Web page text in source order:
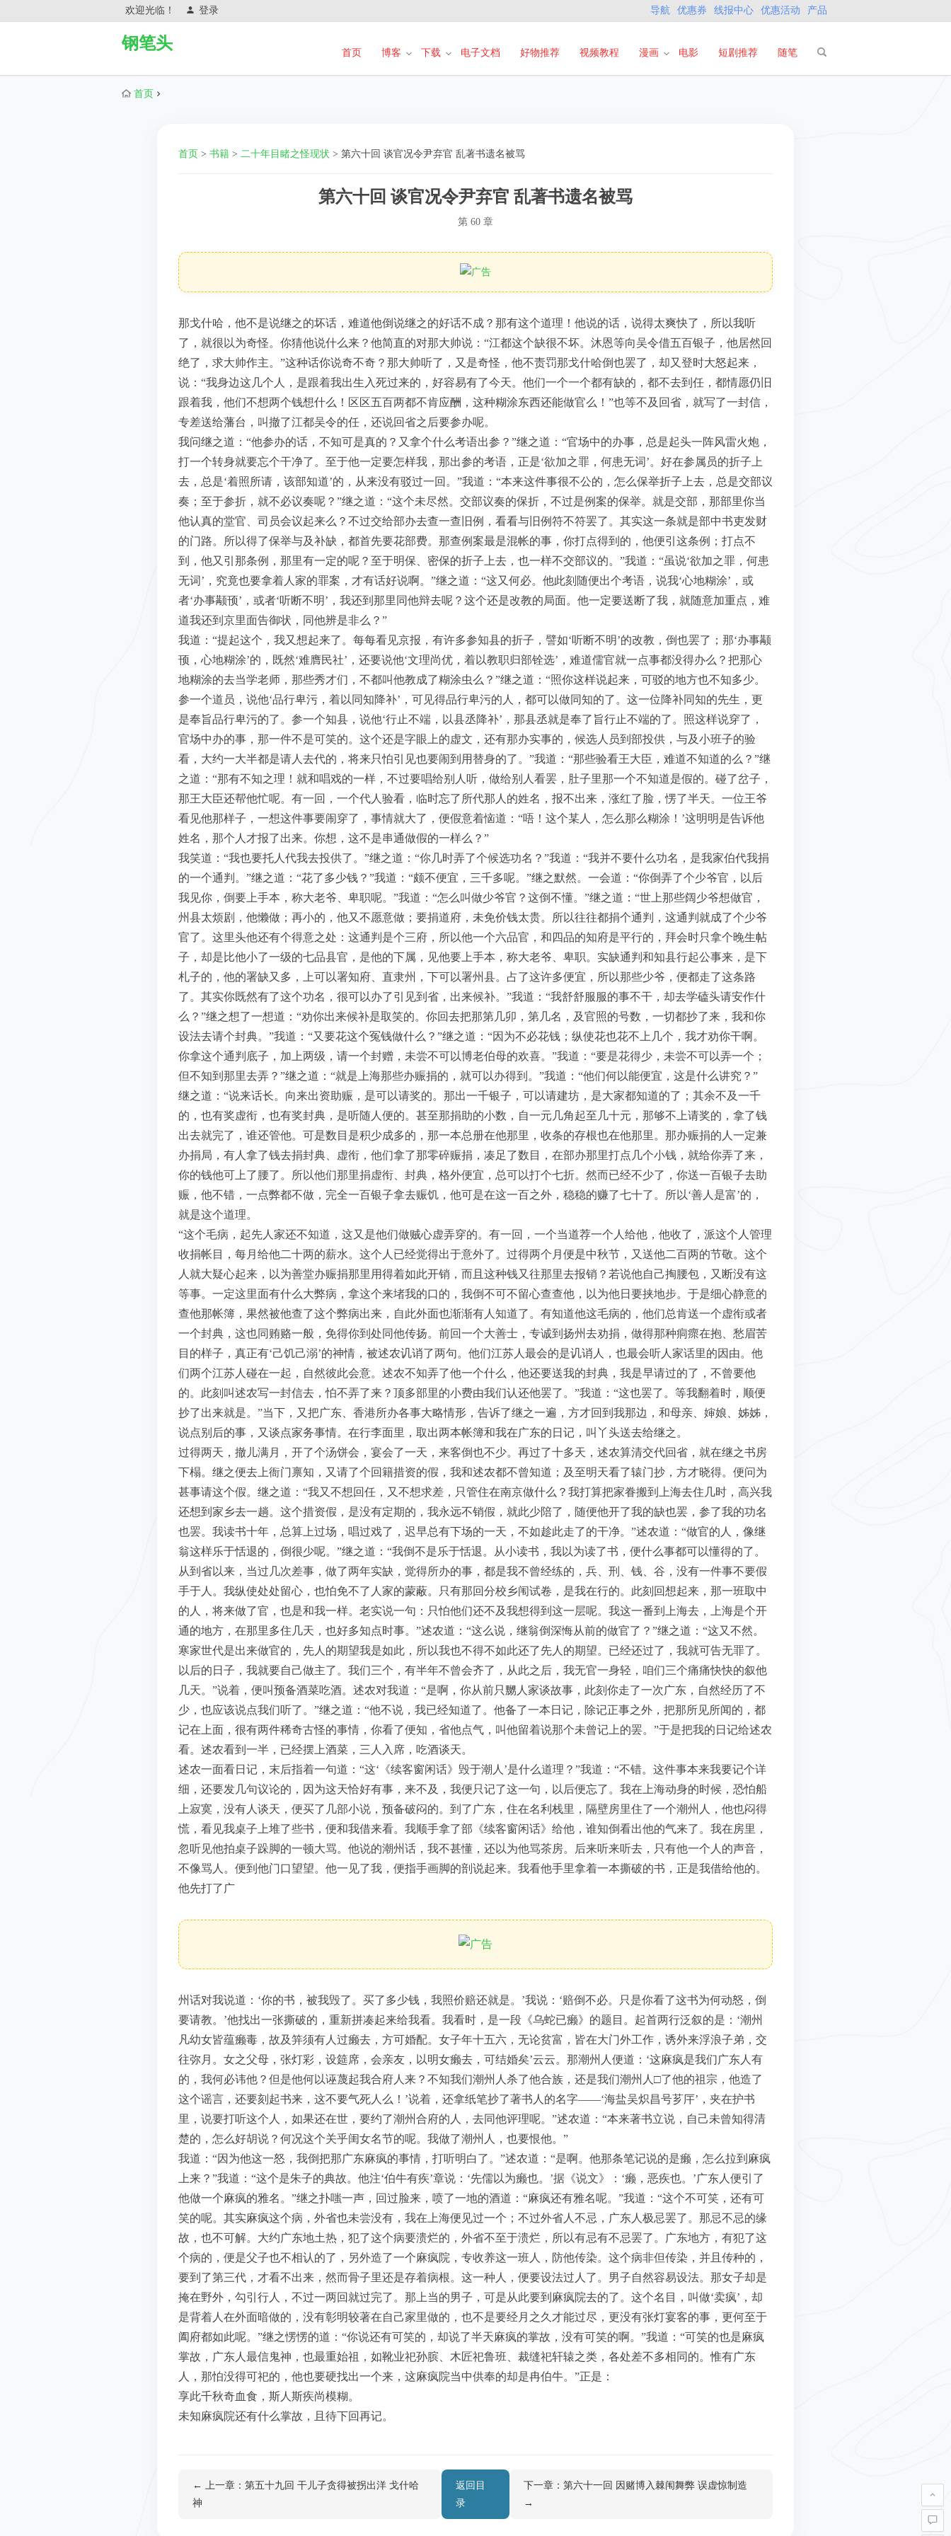
欢迎光临！ 登录 导航 优惠券 线报中心 优惠活动 产品
钢笔头
首页 博客 下载 电子文档 好物推荐 视频教程 漫画 电影 短剧推荐 随笔
首页
首页 > 书籍 > 二十年目睹之怪现状 > 第六十回 谈官况令尹弃官 乱著书遗名被骂
第六十回 谈官况令尹弃官 乱著书遗名被骂
第 60 章
那戈什哈，他不是说继之的坏话，难道他倒说继之的好话不成？那有这个道理！他说的话，说得太爽快了，所以我听
了，就很以为奇怪。你猜他说什么来？他简直的对那大帅说：“江都这个缺很不坏。沐恩等向吴令借五百银子，他居然回
绝了，求大帅作主。”这种话你说奇不奇？那大帅听了，又是奇怪，他不责罚那戈什哈倒也罢了，却又登时大怒起来，
说：“我身边这几个人，是跟着我出生入死过来的，好容易有了今天。他们一个一个都有缺的，都不去到任，都情愿仍旧
跟着我，他们不想两个钱想什么！区区五百两都不肯应酬，这种糊涂东西还能做官么！”也等不及回省，就写了一封信，
专差送给藩台，叫撤了江都吴令的任，还说回省之后要参办呢。
我问继之道：“他参办的话，不知可是真的？又拿个什么考语出参？”继之道：“官场中的办事，总是起头一阵风雷火炮，
打一个转身就要忘个干净了。至于他一定要怎样我，那出参的考语，正是‘欲加之罪，何患无词’。好在参属员的折子上
去，总是‘着照所请，该部知道’的，从来没有驳过一回。”我道：“本来这件事很不公的，怎么保举折子上去，总是交部议
奏；至于参折，就不必议奏呢？”继之道：“这个未尽然。交部议奏的保折，不过是例案的保举。就是交部，那部里你当
他认真的堂官、司员会议起来么？不过交给部办去查一查旧例，看看与旧例符不符罢了。其实这一条就是部中书吏发财
的门路。所以得了保举与及补缺，都首先要花部费。那查例案最是混帐的事，你打点得到的，他便引这条例；打点不
到，他又引那条例，那里有一定的呢？至于明保、密保的折子上去，也一样不交部议的。”我道：“虽说‘欲加之罪，何患
无词’，究竟也要拿着人家的罪案，才有话好说啊。”继之道：“这又何必。他此刻随便出个考语，说我‘心地糊涂’，或
者‘办事颟顸’，或者‘听断不明’，我还到那里同他辩去呢？这个还是改教的局面。他一定要送断了我，就随意加重点，难
道我还到京里面告御状，同他辨是非么？”
我道：“提起这个，我又想起来了。每每看见京报，有许多参知县的折子，譬如‘听断不明’的改教，倒也罢了；那‘办事颟
顸，心地糊涂’的，既然‘难膺民社’，还要说他‘文理尚优，着以教职归部铨选’，难道儒官就一点事都没得办么？把那心
地糊涂的去当学老师，那些秀才们，不都叫他教成了糊涂虫么？”继之道：“照你这样说起来，可驳的地方也不知多少。
参一个道员，说他‘品行卑污，着以同知降补’，可见得品行卑污的人，都可以做同知的了。这一位降补同知的先生，更
是奉旨品行卑污的了。参一个知县，说他‘行止不端，以县丞降补’，那县丞就是奉了旨行止不端的了。照这样说穿了，
官场中办的事，那一件不是可笑的。这个还是字眼上的虚文，还有那办实事的，候选人员到部投供，与及小班子的验
看，大约一大半都是请人去代的，将来只怕引见也要闹到用替身的了。”我道：“那些验看王大臣，难道不知道的么？”继
之道：“那有不知之理！就和唱戏的一样，不过要唱给别人听，做给别人看罢，肚子里那一个不知道是假的。碰了岔子，
那王大臣还帮他忙呢。有一回，一个代人验看，临时忘了所代那人的姓名，报不出来，涨红了脸，愣了半天。一位王爷
看见他那样子，一想这件事要闹穿了，事情就大了，便假意着恼道：“唔！这个某人，怎么那么糊涂！’这明明是告诉他
姓名，那个人才报了出来。你想，这不是串通做假的一样么？”
我笑道：“我也要托人代我去投供了。”继之道：“你几时弄了个候选功名？”我道：“我并不要什么功名，是我家伯代我捐
的一个通判。”继之道：“花了多少钱？”我道：“颇不便宜，三千多呢。”继之默然。一会道：“你倒弄了个少爷官，以后
我见你，倒要上手本，称大老爷、卑职呢。”我道：“怎么叫做少爷官？这倒不懂。”继之道：“世上那些阔少爷想做官，
州县太烦剧，他懒做；再小的，他又不愿意做；要捐道府，未免价钱太贵。所以往往都捐个通判，这通判就成了个少爷
官了。这里头他还有个得意之处：这通判是个三府，所以他一个六品官，和四品的知府是平行的，拜会时只拿个晚生帖
子，却是比他小了一级的七品县官，是他的下属，见他要上手本，称大老爷、卑职。实缺通判和知县行起公事来，是下
札子的，他的署缺又多，上可以署知府、直隶州，下可以署州县。占了这许多便宜，所以那些少爷，便都走了这条路
了。其实你既然有了这个功名，很可以办了引见到省，出来候补。”我道：“我舒舒服服的事不干，却去学磕头请安作什
么？”继之想了一想道：“劝你出来候补是取笑的。你回去把那第几卯，第几名，及官照的号数，一切都抄了来，我和你
设法去请个封典。”我道：“又要花这个冤钱做什么？”继之道：“因为不必花钱；纵使花也花不上几个，我才劝你干啊。
你拿这个通判底子，加上两级，请一个封赠，未尝不可以博老伯母的欢喜。”我道：“要是花得少，未尝不可以弄一个；
但不知到那里去弄？”继之道：“就是上海那些办赈捐的，就可以办得到。”我道：“他们何以能便宜，这是什么讲究？”
继之道：“说来话长。向来出资助赈，是可以请奖的。那出一千银子，可以请建坊，是大家都知道的了；其余不及一千
的，也有奖虚衔，也有奖封典，是听随人便的。甚至那捐助的小数，自一元几角起至几十元，那够不上请奖的，拿了钱
出去就完了，谁还管他。可是数目是积少成多的，那一本总册在他那里，收条的存根也在他那里。那办赈捐的人一定兼
办捐局，有人拿了钱去捐封典、虚衔，他们拿了那零碎赈捐，凑足了数目，在部办那里打点几个小钱，就给你弄了来，
你的钱他可上了腰了。所以他们那里捐虚衔、封典，格外便宜，总可以打个七折。然而已经不少了，你送一百银子去助
赈，他不错，一点弊都不做，完全一百银子拿去赈饥，他可是在这一百之外，稳稳的赚了七十了。所以‘善人是富’的，
就是这个道理。
“这个毛病，起先人家还不知道，这又是他们做贼心虚弄穿的。有一回，一个当道荐一个人给他，他收了，派这个人管理
收捐帐目，每月给他二十两的薪水。这个人已经觉得出于意外了。过得两个月便是中秋节，又送他二百两的节敬。这个
人就大疑心起来，以为善堂办赈捐那里用得着如此开销，而且这种钱又往那里去报销？若说他自己掏腰包，又断没有这
等事。一定这里面有什么大弊病，拿这个来堵我的口的，我倒不可不留心查查他，以为他日要挟地步。于是细心静意的
查他那帐簿，果然被他查了这个弊病出来，自此外面也渐渐有人知道了。有知道他这毛病的，他们总肯送一个虚衔或者
一个封典，这也同贿赂一般，免得你到处同他传扬。前回一个大善士，专诚到扬州去劝捐，做得那种痌瘝在抱、愁眉苦
目的样子，真正有‘己饥己溺’的神情，被述农讥诮了两句。他们江苏人最会的是讥诮人，也最会听人家话里的因由。他
们两个江苏人碰在一起，自然彼此会意。述农不知弄了他一个什么，他还要送我的封典，我是早请过的了，不曾要他
的。此刻叫述农写一封信去，怕不弄了来？顶多部里的小费由我们认还他罢了。”我道：“这也罢了。等我翻着时，顺便
抄了出来就是。”当下，又把广东、香港所办各事大略情形，告诉了继之一遍，方才回到我那边，和母亲、婶娘、姊姊，
说点别后的事，又谈点家务事情。在行李面里，取出两本帐簿和我在广东的日记，叫丫头送去给继之。
过得两天，撤儿满月，开了个汤饼会，宴会了一天，来客倒也不少。再过了十多天，述农算清交代回省，就在继之书房
下榻。继之便去上衙门禀知，又请了个回籍措资的假，我和述农都不曾知道；及至明天看了辕门抄，方才晓得。便问为
甚事请这个假。继之道：“我又不想回任，又不想求差，只管住在南京做什么？我打算把家眷搬到上海去住几时，高兴我
还想到家乡去一趟。这个措资假，是没有定期的，我永远不销假，就此少陪了，随便他开了我的缺也罢，参了我的功名
也罢。我读书十年，总算上过场，唱过戏了，迟早总有下场的一天，不如趁此走了的干净。”述农道：“做官的人，像继
翁这样乐于恬退的，倒很少呢。”继之道：“我倒不是乐于恬退。从小读书，我以为读了书，便什么事都可以懂得的了。
从到省以来，当过几次差事，做了两年实缺，觉得所办的事，都是我不曾经练的，兵、刑、钱、谷，没有一件事不要假
手于人。我纵使处处留心，也怕免不了人家的蒙蔽。只有那回分校乡闱试卷，是我在行的。此刻回想起来，那一班取中
的人，将来做了官，也是和我一样。老实说一句：只怕他们还不及我想得到这一层呢。我这一番到上海去，上海是个开
通的地方，在那里多住几天，也好多知点时事。”述农道：“这么说，继翁倒深悔从前的做官了？”继之道：“这又不然。
寒家世代是出来做官的，先人的期望我是如此，所以我也不得不如此还了先人的期望。已经还过了，我就可告无罪了。
以后的日子，我就要自己做主了。我们三个，有半年不曾会齐了，从此之后，我无官一身轻，咱们三个痛痛快快的叙他
几天。”说着，便叫预备酒菜吃酒。述农对我道：“是啊，你从前只嬲人家谈故事，此刻你走了一次广东，自然经历了不
少，也应该说点我们听了。”继之道：“他不说，我已经知道了。他备了一本日记，除记正事之外，把那所见所闻的，都
记在上面，很有两件稀奇古怪的事情，你看了便知，省他点气，叫他留着说那个未曾记上的罢。”于是把我的日记给述农
看。述农看到一半，已经摆上酒菜，三人入席，吃酒谈天。
述农一面看日记，末后指着一句道：“这‘《续客窗闲话》毁于潮人’是什么道理？”我道：“不错。这件事本来我要记个详
细，还要发几句议论的，因为这天恰好有事，来不及，我便只记了这一句，以后便忘了。我在上海动身的时候，恐怕船
上寂寞，没有人谈天，便买了几部小说，预备破闷的。到了广东，住在名利栈里，隔壁房里住了一个潮州人，他也闷得
慌，看见我桌子上堆了些书，便和我借来看。我顺手拿了部《续客窗闲话》给他，谁知倒看出他的气来了。我在房里，
忽听见他拍桌子跺脚的一顿大骂。他说的潮州话，我不甚懂，还以为他骂茶房。后来听来听去，只有他一个人的声音，
不像骂人。便到他门口望望。他一见了我，便指手画脚的剖说起来。我看他手里拿着一本撕破的书，正是我借给他的。
他先打了广
州话对我说道：‘你的书，被我毁了。买了多少钱，我照价赔还就是。’我说：‘赔倒不必。只是你看了这书为何动怒，倒
要请教。’他找出一张撕破的，重新拼凑起来给我看。我看时，是一段《乌蛇已癞》的题目。起首两行泛叙的是：‘潮州
凡幼女皆蕴癞毒，故及笄须有人过癞去，方可婚配。女子年十五六，无论贫富，皆在大门外工作，诱外来浮浪子弟，交
往弥月。女之父母，张灯彩，设筵席，会亲友，以明女癞去，可结婚矣’云云。那潮州人便道：‘这麻疯是我们广东人有
的，我何必讳他？但是他何以诬蔑起我合府人来？不知我们潮州人杀了他合族，还是我们潮州人□了他的祖宗，他造了
这个谣言，还要刻起书来，这不要气死人么！’说着，还拿纸笔抄了著书人的名字——‘海盐吴炽昌号芗厈’，夹在护书
里，说要打听这个人，如果还在世，要约了潮州合府的人，去同他评理呢。”述农道：“本来著书立说，自己未曾知得清
楚的，怎么好胡说？何况这个关乎闺女名节的呢。我做了潮州人，也要恨他。”
我道：“因为他这一怒，我倒把那广东麻疯的事情，打听明白了。”述农道：“是啊。他那条笔记说的是癞，怎么拉到麻疯
上来？”我道：“这个是朱子的典故。他注‘伯牛有疾’章说：‘先儒以为癞也。’据《说文》：‘癞，恶疾也。’广东人便引了
他做一个麻疯的雅名。”继之扑嗤一声，回过脸来，喷了一地的酒道：“麻疯还有雅名呢。”我道：“这个不可笑，还有可
笑的呢。其实麻疯这个病，外省也未尝没有，我在上海便见过一个；不过外省人不忌，广东人极忌罢了。那忌不忌的缘
故，也不可解。大约广东地土热，犯了这个病要溃烂的，外省不至于溃烂，所以有忌有不忌罢了。广东地方，有犯了这
个病的，便是父子也不相认的了，另外造了一个麻疯院，专收养这一班人，防他传染。这个病非但传染，并且传种的，
要到了第三代，才看不出来，然而骨子里还是存着病根。这一种人，便要设法过人了。男子自然容易设法。那女子却是
掩在野外，勾引行人，不过一两回就过完了。那上当的男子，可是从此要到麻疯院去的了。这个名目，叫做‘卖疯’，却
是背着人在外面暗做的，没有彰明较著在自己家里做的，也不是要经月之久才能过尽，更没有张灯宴客的事，更何至于
阖府都如此呢。”继之愣愣的道：“你说还有可笑的，却说了半天麻疯的掌故，没有可笑的啊。”我道：“可笑的也是麻疯
掌故，广东人最信鬼神，也最重始祖，如靴业祀孙膑、木匠祀鲁班、裁缝祀轩辕之类，各处差不多相同的。惟有广东
人，那怕没得可祀的，他也要硬找出一个来，这麻疯院当中供奉的却是冉伯牛。”正是：
享此千秋奇血食，斯人斯疾尚模糊。
未知麻疯院还有什么掌故，且待下回再记。
← 上一章：第五十九回 干儿子贪得被拐出洋 戈什哈
神
返回目
录
下一章：第六十一回 因赌博入棘闱舞弊 误虚惊制造
→